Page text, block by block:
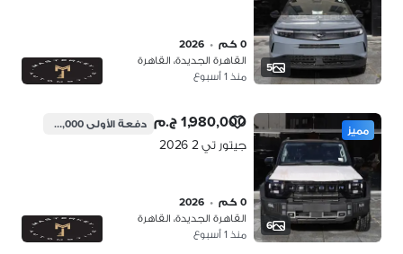
5
0 كم •
2026
القاهرة الجديدة، القاهرة
منذ 1 أسبوع
6
مميز 1,980,000 ج.م دفعة الأولى495,000 ج.م
جيتور تي 2 2026
0 كم •
2026
القاهرة الجديدة، القاهرة
منذ 1 أسبوع